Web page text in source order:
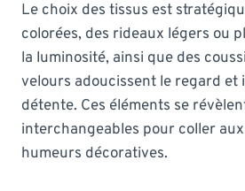
Le choix des tissus est
colorées, des rideaux légers ou
la luminosité, ainsi que des
velours adoucissent le regard et
détente. Ces éléments se
interchangeables pour coller
humeurs décoratives.